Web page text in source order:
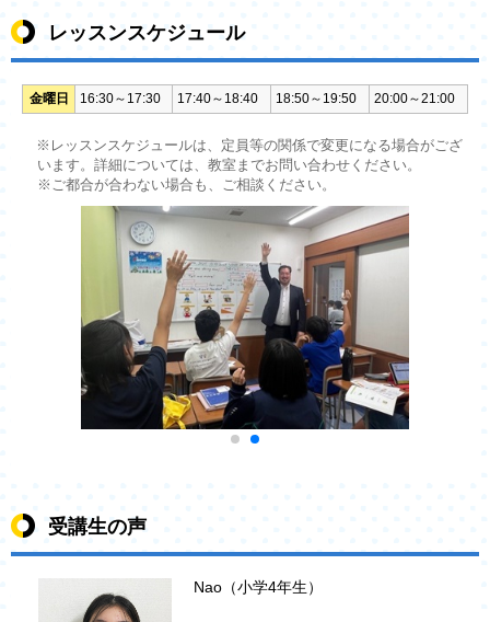
レッスンスケジュール
金曜日 16:30～17:30 17:40～18:40 18:50～19:50 20:00～21:00
※レッスンスケジュールは、定員等の関係で変更になる場合がござ
います。詳細については、教室までお問い合わせください。
※ご都合が合わない場合も、ご相談ください。
受講生の声
Nao（小学4年生）